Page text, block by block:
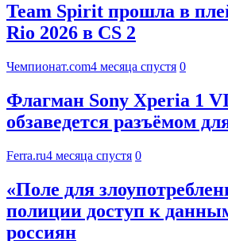
Team Spirit прошла в
Rio 2026 в CS 2
Чемпионат.com4 месяца спустя 0
Флагман Sony Xperia 1
обзаведется разъёмом
Ferra.ru4 месяца спустя 0
«Поле для
полиции доступ к
россиян